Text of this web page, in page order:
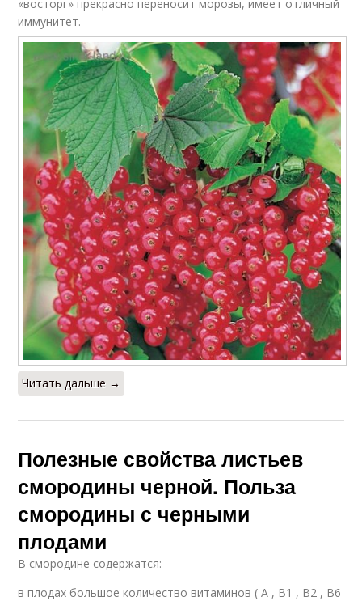
«восторг» прекрасно переносит морозы, имеет отличный
иммунитет.
Читать дальше →
Полезные свойства листьев
смородины черной. Польза
смородины с черными
плодами
В смородине содержатся:
в плодах большое количество витаминов ( А , В1 , В2 , В6